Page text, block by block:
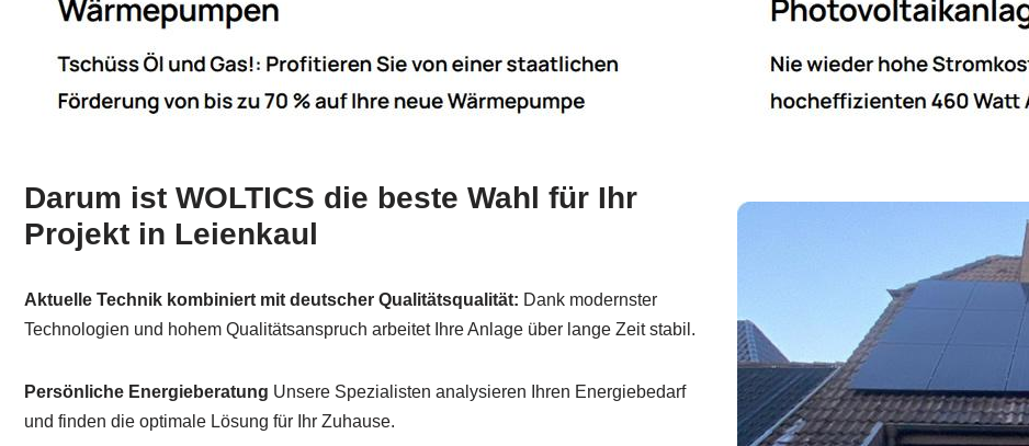
Darum ist WOLTICS die beste Wahl für Ihr
Projekt in Leienkaul
Aktuelle Technik kombiniert mit deutscher Qualitätsqualität: Dank modernster
Technologien und hohem Qualitätsanspruch arbeitet Ihre Anlage über lange Zeit stabil.
Persönliche Energieberatung Unsere Spezialisten analysieren Ihren Energiebedarf
und finden die optimale Lösung für Ihr Zuhause.